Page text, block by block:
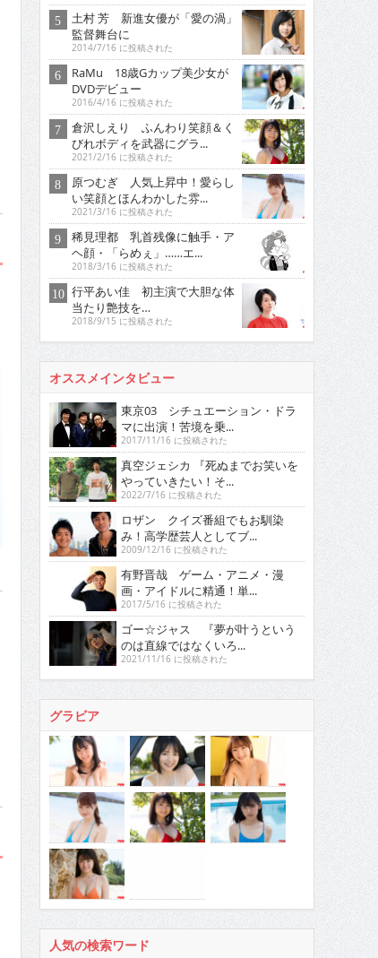
土村 芳 新進女優が「愛の渦」
監督舞台に
2014/7/16 に投稿された
RaMu 18歳Gカップ美少女が
DVDデビュー
2016/4/16 に投稿された
倉沢しえり ふんわり笑顔＆く
びれボディを武器にグラ...
2021/2/16 に投稿された
原つむぎ 人気上昇中！愛らし
い笑顔とほんわかした雰...
2021/3/16 に投稿された
稀見理都 乳首残像に触手・ア
ヘ顔・「らめぇ」……エ...
2018/3/16 に投稿された
行平あい佳 初主演で大胆な体
当たり艶技を…
2018/9/15 に投稿された
オススメインタビュー
東京03 シチュエーション・ドラ
マに出演！苦境を乗...
2017/11/16 に投稿された
真空ジェシカ 『死ぬまでお笑いを
やっていきたい！そ...
2022/7/16 に投稿された
ロザン クイズ番組でもお馴染
み！高学歴芸人としてブ...
2009/12/16 に投稿された
有野晋哉 ゲーム・アニメ・漫
画・アイドルに精通！単...
2017/5/16 に投稿された
ゴー☆ジャス 『夢が叶うという
のは直線ではなくいろ...
2021/11/16 に投稿された
グラビア
人気の検索ワード